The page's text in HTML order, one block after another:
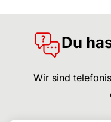
Du
Wir sind